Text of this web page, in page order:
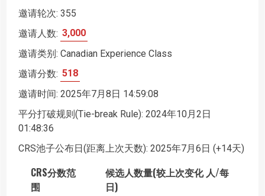
邀请轮次: 355
邀请人数: 3,000
邀请类别: Canadian Experience Class
邀请分数: 518
邀请时间: 2025年7月8日 14:59:08
平分打破规则(Tie-break Rule): 2024年10月2日
01:48:36
CRS池子公布日(距离上次天数): 2025年7月6日 (+14天)
CRS分数范
围
候选人数量(较上次变化 人/每
日)